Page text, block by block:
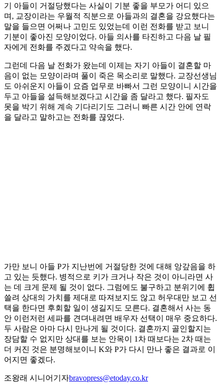
기 아들이 거절당했다는 사실이 기분 좋을 부모가 어디 있으
며, 교장이라는 우월적 직분으로 아들과의 결혼을 강요했다는
말을 들으면 어쩌나 고민도 있었는데 이런 전화를 받고 보니
기분이 좋아진 모양이었다. 아들 의사를 타진하고 다음 날 필
자에게 전화를 주겠다고 약속을 했다.
그런데 다음 날 전화가 왔는데 이제는 자기 아들이 결혼할 마
음이 없는 모양이라며 풀이 죽은 목소리로 말했다. 교장선생님
도 아쉬운지 아들이 요즘 업무로 바빠서 그런 모양이니 시간을
두고 아들을 설득해보겠다고 시간을 좀 달라고 했다. 필자도
못을 박기 위해 계속 기다리기도 그러니 빠른 시간 안에 연락
을 달라고 말하고는 전화를 끊었다.
가만 보니 아들 P가 지난번에 거절당한 것에 대해 앙갚음을 하
고 있는 듯했다. 병적으로 키가 크거나 작은 것이 아니라면 사
는 데 크게 문제 될 것이 없다. 그럼에도 불구하고 분위기에 휩
쓸려 상대의 가치를 제대로 따져보지도 않고 허우대만 보고 선
택을 한다면 후회할 일이 생길지도 모른다. 결혼해서 사는 동
안 이런저런 세파를 견뎌내려면 배우자 선택이 매우 중요하다.
두 사람은 아마 다시 만나게 될 것이다. 결혼까지 골인할지는
장담할 수 없지만 상대를 보는 안목이 1차 때보다는 2차 때는
더 커진 것은 분명해보이니 K와 P가 다시 만나 좋은 결과로 이
어지면 좋겠다.
조왕래 시니어기자bravopress@etoday.co.kr